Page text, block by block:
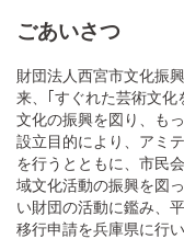
ごあいさつ
財団法人西宮市文化振
来、｢すぐれた芸術文
文化の振興を図り、も
設立目的により、アミ
を行うとともに、市民
域文化活動の振興を図
い財団の活動に鑑み、
移行申請を兵庫県に行